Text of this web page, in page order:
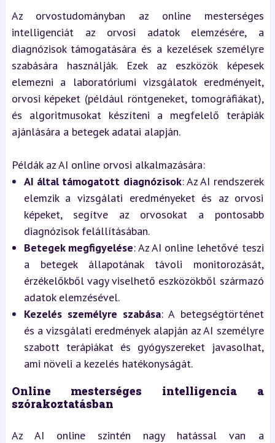
Az orvostudományban az online mesterséges
intelligenciát az orvosi adatok elemzésére, a
diagnózisok támogatására és a kezelések személyre
szabására használják. Ezek az eszközök képesek
elemezni a laboratóriumi vizsgálatok eredményeit,
orvosi képeket (például röntgeneket, tomográfiákat),
és algoritmusokat készíteni a megfelelő terápiák
ajánlására a betegek adatai alapján.
Példák az AI online orvosi alkalmazására:
AI által támogatott diagnózisok: Az AI rendszerek
elemzik a vizsgálati eredményeket és az orvosi
képeket, segítve az orvosokat a pontosabb
diagnózisok felállításában.
Betegek megfigyelése: Az AI online lehetővé teszi
a betegek állapotának távoli monitorozását,
érzékelőkből vagy viselhető eszközökből származó
adatok elemzésével.
Kezelés személyre szabása: A betegségtörténet
és a vizsgálati eredmények alapján az AI személyre
szabott terápiákat és gyógyszereket javasolhat,
ami növeli a kezelés hatékonyságát.
Online mesterséges intelligencia a
szórakoztatásban
Az AI online szintén nagy hatással van a